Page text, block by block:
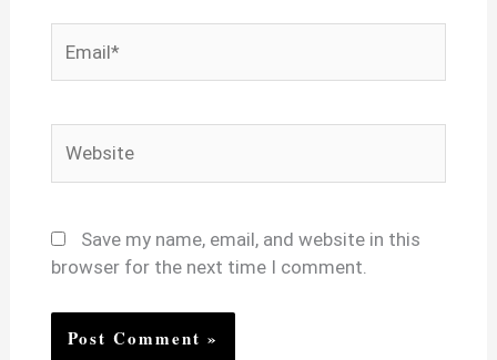
Save my name, email, and website in this
browser for the next time I comment.